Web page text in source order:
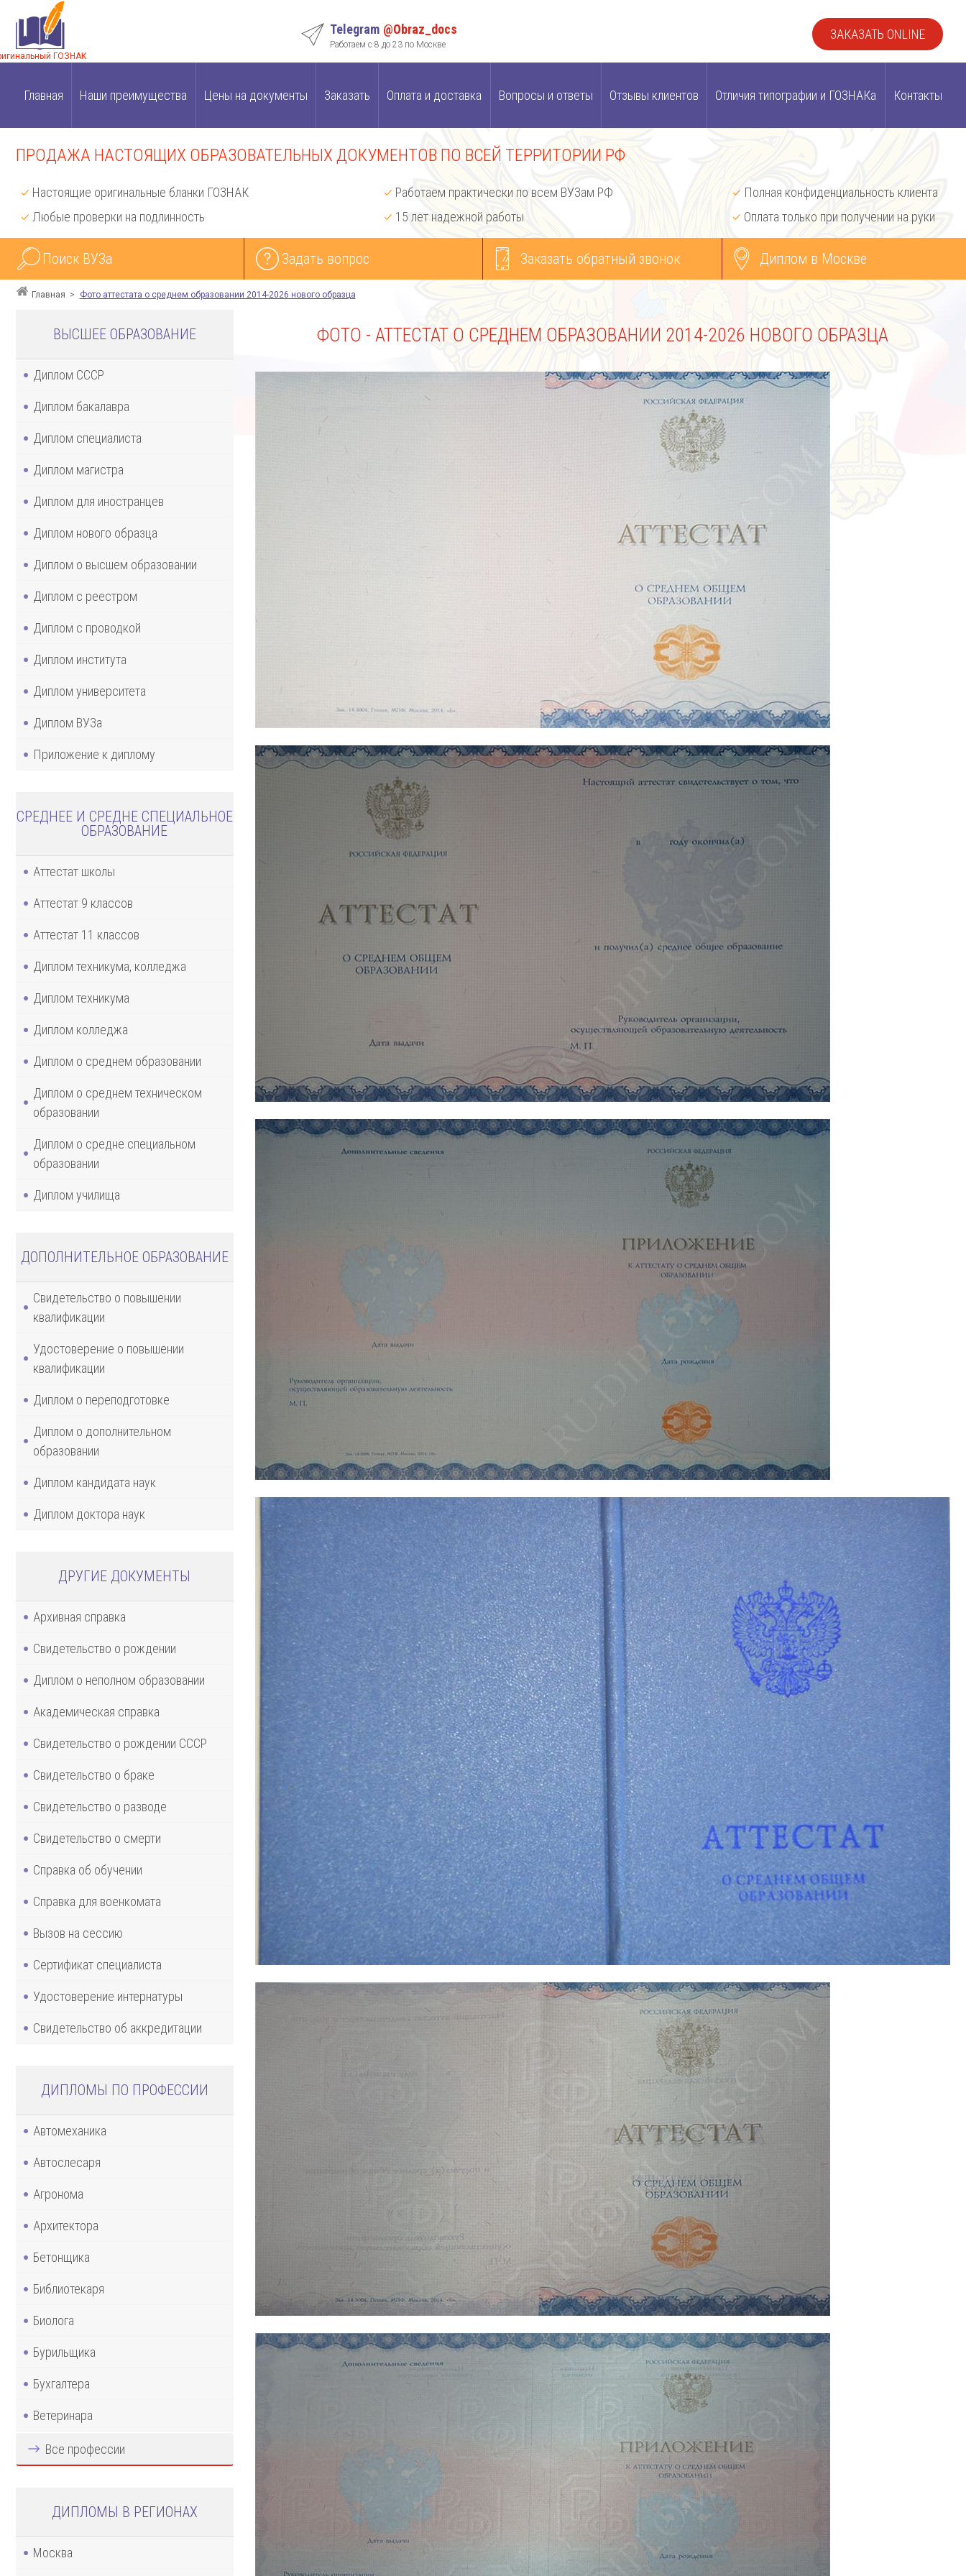
ГОЗНАК
Telegram @Obraz_docs
Работаем с 8 до 23 по Москве
ЗАКАЗАТЬ ONLINE
Главная Наши преимущества Цены на документы Заказать Оплата и доставка Вопросы и ответы Отзывы клиентов Отличия типографии и ГОЗНАКа Контакты
ПРОДАЖА НАСТОЯЩИХ ОБРАЗОВАТЕЛЬНЫХ ДОКУМЕНТОВ ПО ВСЕЙ ТЕРРИТОРИИ РФ
Настоящие оригинальные бланки ГОЗНАК
Любые проверки на подлинность
Работаем практически по всем ВУЗам РФ
15 лет надежной работы
Полная конфиденциальность клиента
Оплата только при получении на руки
Поиск ВУЗа Задать вопрос Заказать обратный звонок Диплом в Москве
Главная Фото аттестата о среднем образовании 2014-2026 нового образца
ВЫСШЕЕ ОБРАЗОВАНИЕ
Диплом СССР
Диплом бакалавра
Диплом специалиста
Диплом магистра
Диплом для иностранцев
Диплом нового образца
Диплом о высшем образовании
Диплом с реестром
Диплом с проводкой
Диплом института
Диплом университета
Диплом ВУЗа
Приложение к диплому
СРЕДНЕЕ И СРЕДНЕ СПЕЦИАЛЬНОЕ
ОБРАЗОВАНИЕ
Аттестат школы
Аттестат 9 классов
Аттестат 11 классов
Диплом техникума, колледжа
Диплом техникума
Диплом колледжа
Диплом о среднем образовании
Диплом о среднем техническом
образовании
Диплом о средне специальном
образовании
Диплом училища
ДОПОЛНИТЕЛЬНОЕ ОБРАЗОВАНИЕ
Свидетельство о повышении
квалификации
Удостоверение о повышении
квалификации
Диплом о переподготовке
Диплом о дополнительном
образовании
Диплом кандидата наук
Диплом доктора наук
ДРУГИЕ ДОКУМЕНТЫ
Архивная справка
Свидетельство о рождении
Диплом о неполном образовании
Академическая справка
Свидетельство о рождении СССР
Свидетельство о браке
Свидетельство о разводе
Свидетельство о смерти
Справка об обучении
Справка для военкомата
Вызов на сессию
Сертификат специалиста
Удостоверение интернатуры
Свидетельство об аккредитации
ДИПЛОМЫ ПО ПРОФЕССИИ
Автомеханика
Автослесаря
Агронома
Архитектора
Бетонщика
Библиотекаря
Биолога
Бурильщика
Бухгалтера
Ветеринара
Все профессии
ДИПЛОМЫ В РЕГИОНАХ
Москва
ФОТО - АТТЕСТАТ О СРЕДНЕМ ОБРАЗОВАНИИ 2014-2026 НОВОГО ОБРАЗЦА